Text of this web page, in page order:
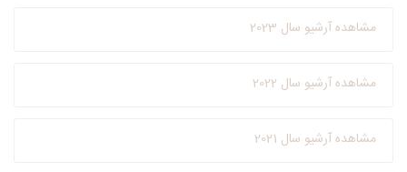
مشاهده آرشیو سال 2023
مشاهده آرشیو سال 2022
مشاهده آرشیو سال 2021